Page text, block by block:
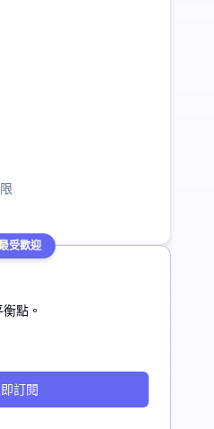
受歡迎
點。
訂閱